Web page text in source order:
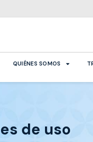
QUIÉNES SOMOS
de uso